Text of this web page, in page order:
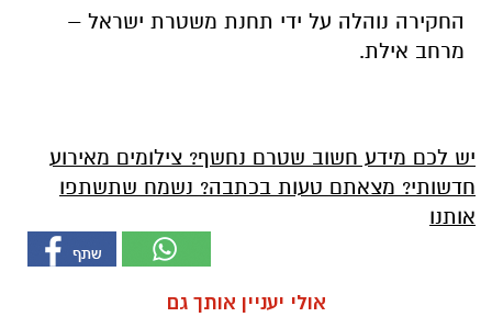
החקירה נוהלה על ידי תחנת משטרת ישראל –
מרחב אילת.
יש לכם מידע חשוב שטרם נחשף? צילומים מאירוע
חדשותי? מצאתם טעות בכתבה? נשמח שתשתפו
אותנו
אולי יעניין אותך גם